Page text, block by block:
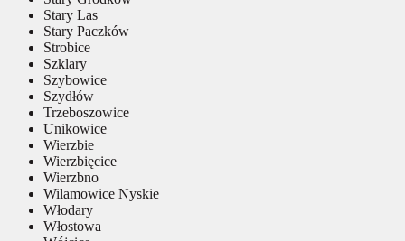
Stary Las
Stary Paczków
Strobice
Szklary
Szybowice
Szydłów
Trzeboszowice
Unikowice
Wierzbie
Wierzbięcice
Wierzbno
Wilamowice Nyskie
Włodary
Włostowa